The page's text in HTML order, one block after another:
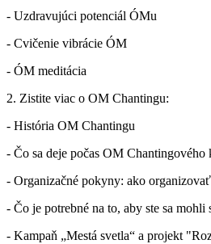
- Uzdravujúci potenciál ÓMu
- Cvičenie vibrácie ÓM
- ÓM meditácia
2. Zistite viac o OM Chantingu:
- História OM Chantingu
- Čo sa deje počas OM Chantingového
- Organizačné pokyny: ako
- Čo je potrebné na to, aby ste sa
- Kampaň „Mestá svetla“ a projekt